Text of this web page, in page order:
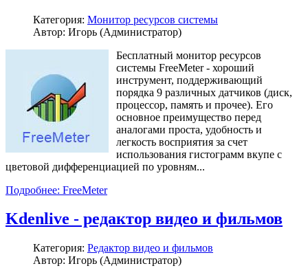
Категория: Монитор ресурсов системы
Автор: Игорь (Администратор)
Бесплатный монитор ресурсов
системы FreeMeter - хороший
инструмент, поддерживающий
порядка 9 различных датчиков (диск,
процессор, память и прочее). Его
основное преимущество перед
аналогами проста, удобность и
легкость восприятия за счет
использования гистограмм вкупе с
цветовой дифференциацией по уровням...
Подробнее: FreeMeter
Kdenlive - редактор видео и фильмов
Категория: Редактор видео и фильмов
Автор: Игорь (Администратор)